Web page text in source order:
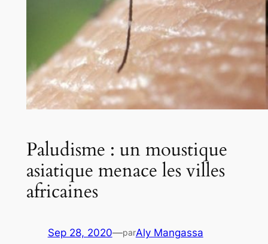
Paludisme : un moustique
asiatique menace les villes
africaines
Sep 28, 2020—parAly Mangassa